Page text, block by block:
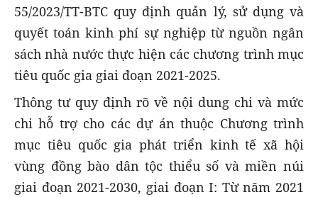
55/2023/TT-BTC quy định quản lý, sử dụng và
quyết toán kinh phí sự nghiệp từ nguồn ngân
sách nhà nước thực hiện các chương trình mục
tiêu quốc gia giai đoạn 2021-2025.
Thông tư quy định rõ về nội dung chi và mức
chi hỗ trợ cho các dự án thuộc Chương trình
mục tiêu quốc gia phát triển kinh tế xã hội
vùng đồng bào dân tộc thiểu số và miền núi
giai đoạn 2021-2030, giai đoạn I: Từ năm 2021